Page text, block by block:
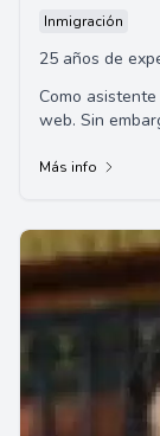
Inmigración
25 años de
Como
web. Sin
Más info